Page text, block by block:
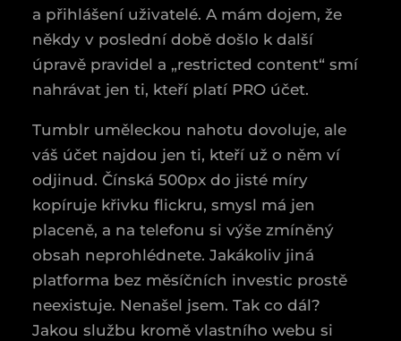
a přihlášení uživatelé. A mám dojem, že
někdy v poslední době došlo k další
úpravě pravidel a „restricted content“ smí
nahrávat jen ti, kteří platí PRO účet.
Tumblr uměleckou nahotu dovoluje, ale
váš účet najdou jen ti, kteří už o něm ví
odjinud. Čínská 500px do jisté míry
kopíruje křivku flickru, smysl má jen
placeně, a na telefonu si výše zmíněný
obsah neprohlédnete. Jakákoliv jiná
platforma bez měsíčních investic prostě
neexistuje. Nenašel jsem. Tak co dál?
Jakou službu kromě vlastního webu si